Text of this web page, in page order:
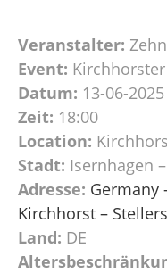
Veranstalter:
Event:
Datum: 13-06-
Zeit: 18:00
Location:
Stadt: Isernhagen
Adresse: Germany
Kirchhorst –
Land: DE